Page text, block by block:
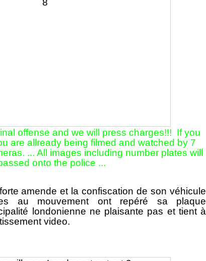
offense and we will press charges!!! If you
are allready being filmed and watched by 7
... All images including number plates will
onto the police ...
amende et la confiscation de son véhicule
au mouvement ont repéré sa plaque
londonienne ne plaisante pas et tient à
video.